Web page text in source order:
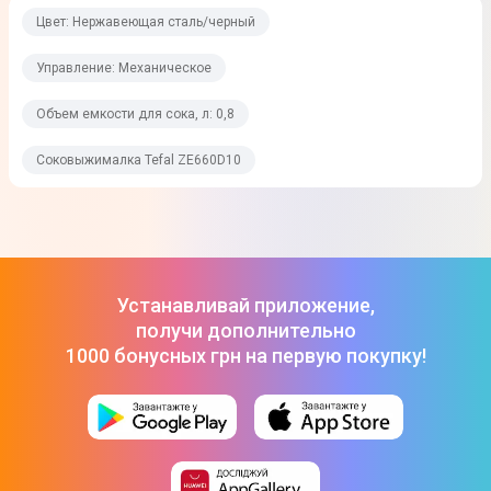
Механическое
Объем емкости для жмыха, л
Мощность, Вт
Цвет: Нержавеющая сталь/черный
Управление: Механическое
Объем емкости для сока, л: 0,8
Соковыжималка Tefal ZE660D10
Устанавливай приложение,
получи дополнительно
1000 бонусных грн на первую покупку!